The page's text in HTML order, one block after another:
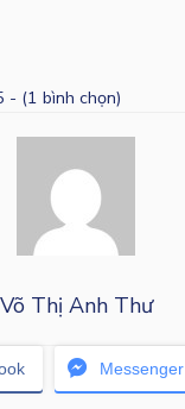
- (1 bình chọn)
Võ Thị Anh Thư
Messenger